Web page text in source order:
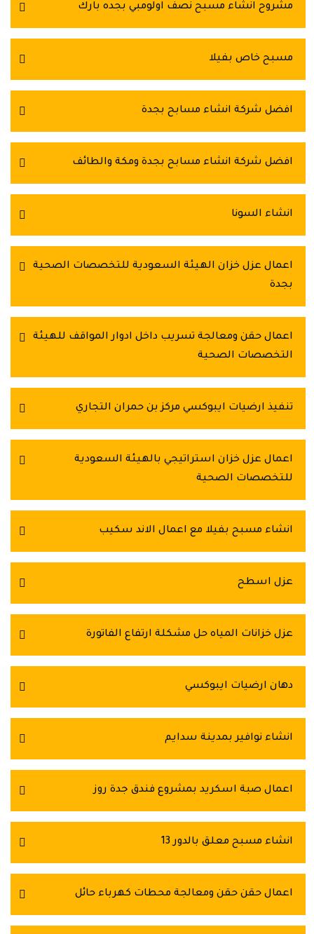
مشروح انشاء مسبح نصف اولومبي بجده بارك
مسبح خاص بفيلا
افضل شركة انشاء مسابح بجدة
افضل شركة انشاء مسابح بجدة ومكة والطائف
انشاء السونا
اعمال عزل خزان الهيئة السعودية للتخصصات الصحية
بجدة
اعمال حقن ومعالجة تسريب داخل ادوار المواقف للهيئة
التخصصات الصحية
تنفيذ ارضيات ايبوكسي مركز بن حمران التجاري
اعمال عزل خزان استراتيجي بالهيئة السعودية
للتخصصات الصحية
انشاء مسبح بفيلا مع اعمال الاند سكيب
عزل اسطح
عزل خزانات المياه حل مشكلة ارتفاع الفاتورة
دهان ارضيات ايبوكسي
انشاء نوافير بمدينة سدايم
اعمال صبة اسكريد بمشروع فندق جدة روز
انشاء مسبح معلق بالدور 13
اعمال حقن حقن ومعالجة محطات كهرباء حائل